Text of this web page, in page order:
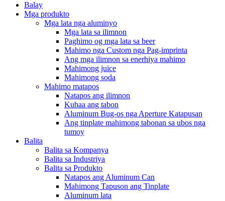
Balay
Mga produkto
Mga lata nga aluminyo
Mga lata sa ilimnon
Paghimo og mga lata sa beer
Mahimo nga Custom nga Pag-imprinta
Ang mga ilimnon sa enerhiya mahimo
Mahimong juice
Mahimong soda
Mahimo matapos
Natapos ang ilimnon
Kuhaa ang tabon
Aluminum Bug-os nga Aperture Katapusan
Ang tinplate mahimong tabonan sa ubos nga
tumoy
Balita
Balita sa Kompanya
Balita sa Industriya
Balita sa Produkto
Natapos ang Aluminum Can
Mahimong Tapuson ang Tinplate
Aluminum lata